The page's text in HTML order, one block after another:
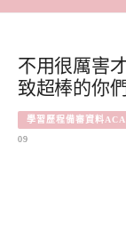
不用很厲害
致超棒的你們
學習歷程備審資料
09